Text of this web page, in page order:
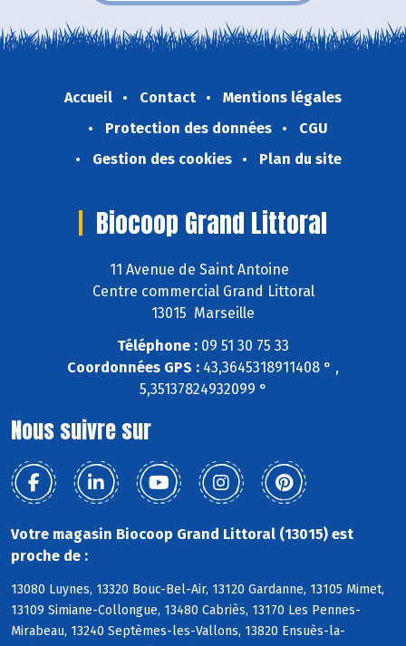
Accueil Contact
Mentions légales
Protection des données
CGU
Gestion des cookies
Plan du site
Biocoop Grand Littoral
11 Avenue de Saint Antoine
Centre commercial Grand Littoral
13015 Marseille
Téléphone : 09 51 30 75 33
Coordonnées GPS : 43,3645318911408 ° ,
5,35137824932099 °
Nous suivre sur
Votre magasin Biocoop Grand Littoral (13015) est
proche de :
13080 Luynes, 13320 Bouc-Bel-Air, 13120 Gardanne, 13105 Mimet,
13109 Simiane-Collongue, 13480 Cabriès, 13170 Les Pennes-
Mirabeau, 13240 Septèmes-les-Vallons, 13820 Ensuès-la-